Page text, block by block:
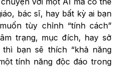
bác sĩ, hay bất kỳ ai bạn
tùy chỉnh “tính cách”
trạng, mục đích, hay sở
bạn sẽ thích “khả năng
tính năng độc đáo trong